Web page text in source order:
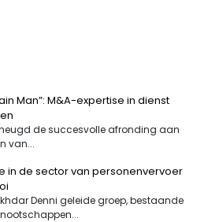
Man”: M&A-expertise in dienst
de succesvolle afronding aan
van...
in de sector van personenvervoer
Denni geleide groep, bestaande